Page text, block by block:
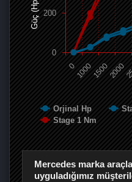
Güç (Hp)
Orjinal Hp
Stage 1 Nm
0 100015002000
0
200
Mercedes marka
uyguladığımız